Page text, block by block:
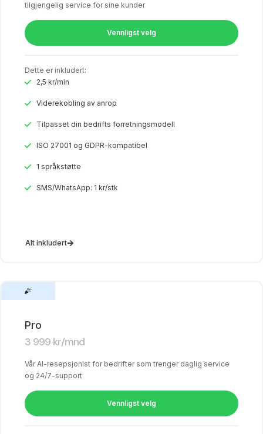
tilgjengelig service for sine kunder
Vennligst velg
Dette er inkludert:
2,5 kr/min
Viderekobling av anrop
Tilpasset din bedrifts forretningsmodell
ISO 27001 og GDPR-kompatibel
1 språkstøtte
SMS/WhatsApp: 1 kr/stk
Alt inkludert
Pro
3 999 kr/mnd
Vår AI-resepsjonist for bedrifter som trenger daglig service
og 24/7-support
Vennligst velg